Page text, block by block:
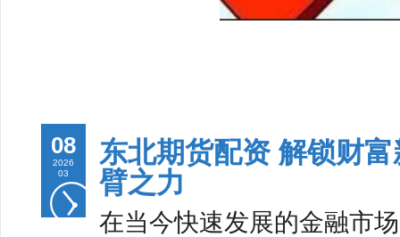
08
2026
03
东北期货配资 解锁财
臂之力
在当今快速发展的金融市